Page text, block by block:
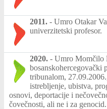
2011. - Umro Otakar
univerzitetski profesor.
2020. - Umro Momčilo
bosanskohercegovački
tribunalom,
istrebljenje, ubistva,
osnovi, deportacije i
čovečnosti, ali ne i za